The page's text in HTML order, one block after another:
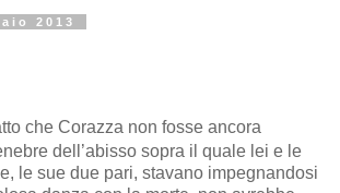
2013
che Corazza non fosse ancora
dell’abisso sopra il quale lei e le
le sue due pari, stavano impegnandosi